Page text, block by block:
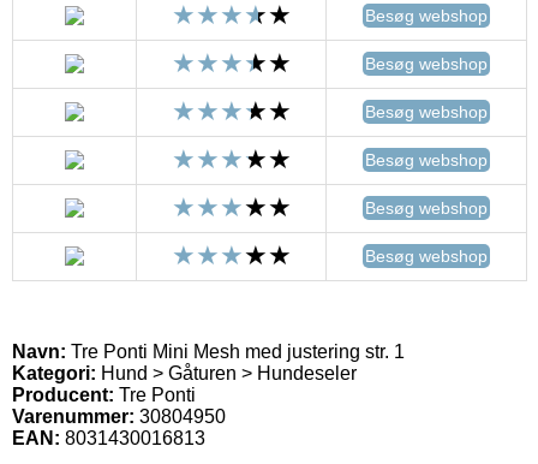
Besøg webshop
Besøg webshop
Besøg webshop
Besøg webshop
Besøg webshop
Besøg webshop
Navn: Tre Ponti Mini Mesh med justering str. 1
Kategori: Hund > Gåturen > Hundeseler
Producent: Tre Ponti
Varenummer: 30804950
EAN: 8031430016813